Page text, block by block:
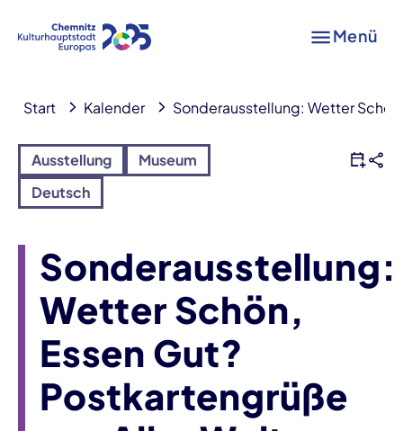
Menü
Start Kalender Sonderausstellung: Wetter
Ausstellung
Museum
Deutsch
Sonderausstellung:
Wetter Schön,
Essen Gut?
Postkartengrüße